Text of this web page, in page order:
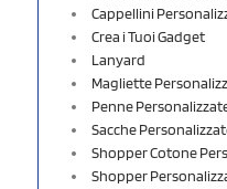
Cappellini
Crea i Tuoi Gadget
Lanyard
Magliette
Penne
Sacche
Shopper Cotone
Shopper